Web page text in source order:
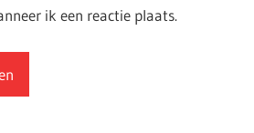
ik een reactie plaats.